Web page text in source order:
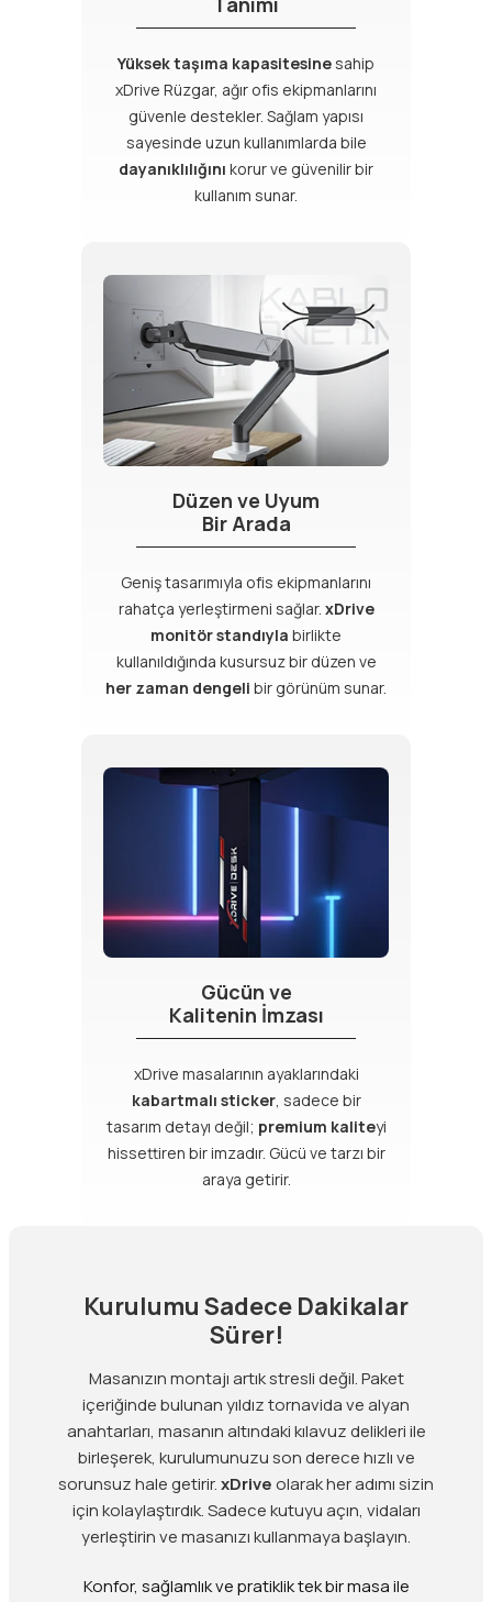
Yüksek taşıma kapasitesine sahip
xDrive Rüzgar, ağır ofis ekipmanlarını
güvenle destekler. Sağlam yapısı
sayesinde uzun kullanımlarda bile
dayanıklılığını korur ve güvenilir bir
kullanım sunar.
Düzen ve Uyum
Bir Arada
Geniş tasarımıyla ofis ekipmanlarını
rahatça yerleştirmeni sağlar. xDrive
monitör standıyla birlikte
kullanıldığında kusursuz bir düzen ve
her zaman dengeli bir görünüm sunar.
Gücün ve
Kalitenin İmzası
xDrive masalarının ayaklarındaki
kabartmalı sticker, sadece bir
tasarım detayı değil; premium kaliteyi
hissettiren bir imzadır. Gücü ve tarzı bir
araya getirir.
Kurulumu Sadece Dakikalar
Sürer!
Masanızın montajı artık stresli değil. Paket
içeriğinde bulunan yıldız tornavida ve alyan
anahtarları, masanın altındaki kılavuz delikleri ile
birleşerek, kurulumunuzu son derece hızlı ve
sorunsuz hale getirir.xDrive olarak her adımı sizin
için kolaylaştırdık. Sadece kutuyu açın, vidaları
yerleştirin ve masanızı kullanmaya başlayın.
Konfor, sağlamlık ve pratiklik tek bir masa ile